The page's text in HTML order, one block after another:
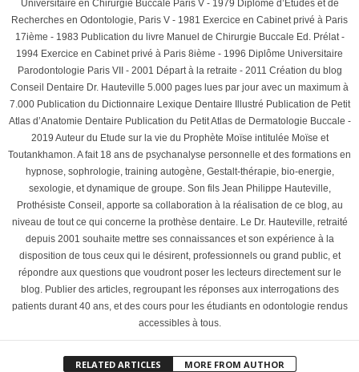
Universitaire en Chirurgie Buccale Paris V - 1979 Diplôme d’Etudes et de
Recherches en Odontologie, Paris V - 1981 Exercice en Cabinet privé à Paris
17ième - 1983 Publication du livre Manuel de Chirurgie Buccale Ed. Prélat -
1994 Exercice en Cabinet privé à Paris 8ième - 1996 Diplôme Universitaire
Parodontologie Paris VII - 2001 Départ à la retraite - 2011 Création du blog
Conseil Dentaire Dr. Hauteville 5.000 pages lues par jour avec un maximum à
7.000 Publication du Dictionnaire Lexique Dentaire Illustré Publication de Petit
Atlas d’Anatomie Dentaire Publication du Petit Atlas de Dermatologie Buccale -
2019 Auteur du Etude sur la vie du Prophète Moïse intitulée Moïse et
Toutankhamon. A fait 18 ans de psychanalyse personnelle et des formations en
hypnose, sophrologie, training autogène, Gestalt-thérapie, bio-energie,
sexologie, et dynamique de groupe. Son fils Jean Philippe Hauteville,
Prothésiste Conseil, apporte sa collaboration à la réalisation de ce blog, au
niveau de tout ce qui concerne la prothèse dentaire. Le Dr. Hauteville, retraité
depuis 2001 souhaite mettre ses connaissances et son expérience à la
disposition de tous ceux qui le désirent, professionnels ou grand public, et
répondre aux questions que voudront poser les lecteurs directement sur le
blog. Publier des articles, regroupant les réponses aux interrogations des
patients durant 40 ans, et des cours pour les étudiants en odontologie rendus
accessibles à tous.
RELATED ARTICLES MORE FROM AUTHOR